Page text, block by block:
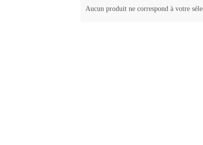
Aucun produit ne correspond à votre